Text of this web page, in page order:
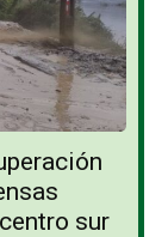
sur